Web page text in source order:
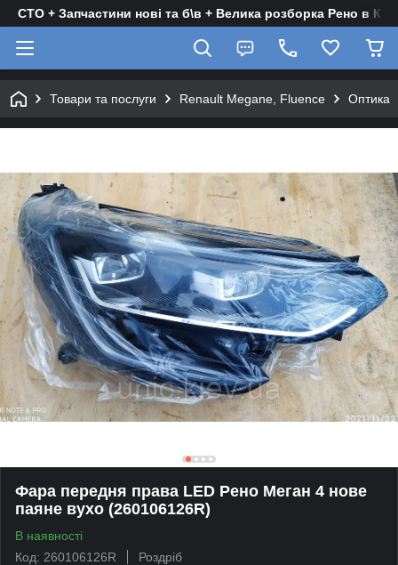
СТО + Запчастини нові та б\в + Велика розборка Рено в
Товари та послуги Renault Megane, Fluence Оптика
Фара передня права LED Рено Меган 4 нове
паяне вухо (260106126R)
В наявності
Код: 260106126R
Роздріб